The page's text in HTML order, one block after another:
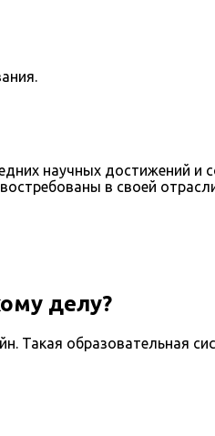
научных достижений и
в своей
делу?
Такая образовательная